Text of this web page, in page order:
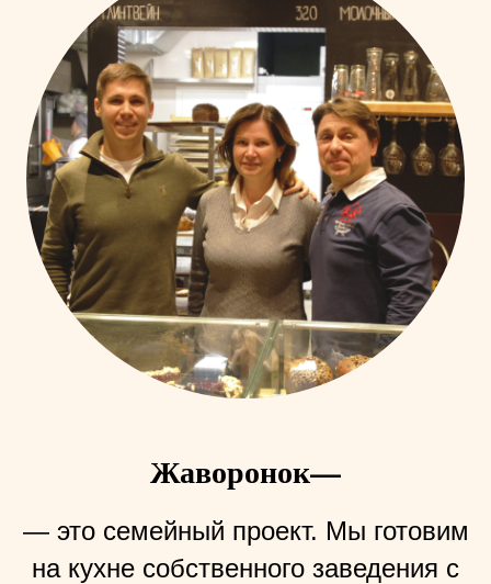
Жаворонок—
— это семейный проект. Мы готовим
на кухне собственного заведения с